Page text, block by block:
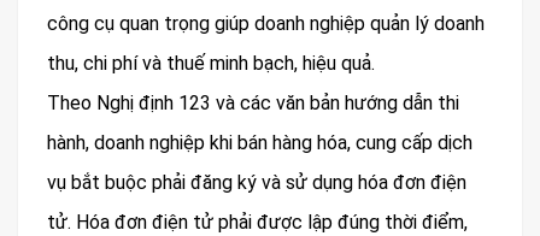
công cụ quan trọng giúp doanh nghiệp quản lý doanh
thu, chi phí và thuế minh bạch, hiệu quả.
Theo Nghị định 123 và các văn bản hướng dẫn thi
hành, doanh nghiệp khi bán hàng hóa, cung cấp dịch
vụ bắt buộc phải đăng ký và sử dụng hóa đơn điện
tử. Hóa đơn điện tử phải được lập đúng thời điểm,